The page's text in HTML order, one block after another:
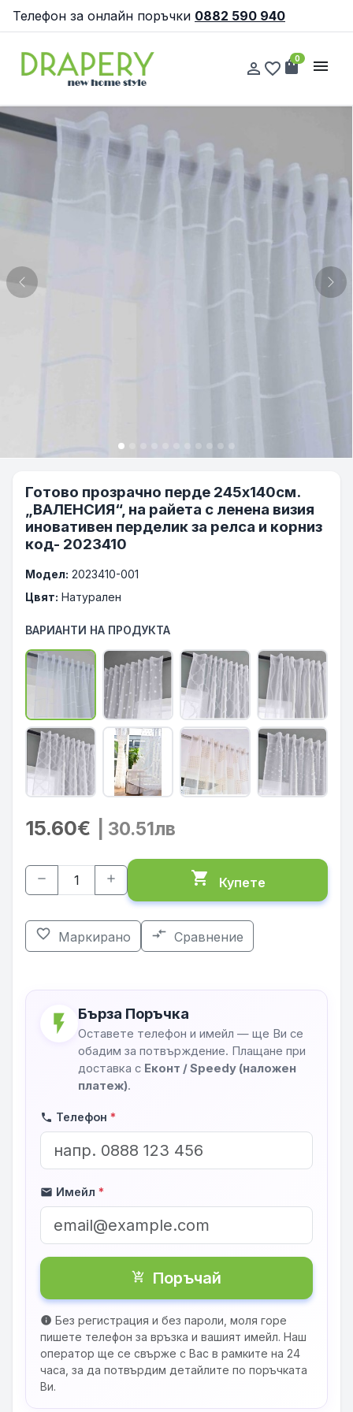
Телефон за онлайн поръчки 0882 590 940
person_outline favorite_border shopping_bag
0 menu
Previous
Готово прозрачно перде 245x140см.
„ВАЛЕНСИЯ“, на райета с ленена визия
иновативен перделик за релса и корниз
код- 2023410
Модел: 2023410-001
Цвят: Натурален
ВАРИАНТИ НА ПРОДУКТА
15.60€ | 30.51лв
remove add shopping_cart Купете
favorite_border Маркирано compare_arrows Сравнение
flash_on Бърза Поръчка
Оставете телефон и имейл — ще Ви се
обадим за потвърждение. Плащане при
доставка с Еконт / Speedy (наложен
платеж).
phone Телефон *
mail Имейл *
shopping_cart_checkout Поръчай
info Без регистрация и без пароли, моля горе
пишете телефон за връзка и вашият имейл. Наш
оператор ще се свърже с Вас в рамките на 24
часа, за да потвърдим детайлите по поръчката
Ви.